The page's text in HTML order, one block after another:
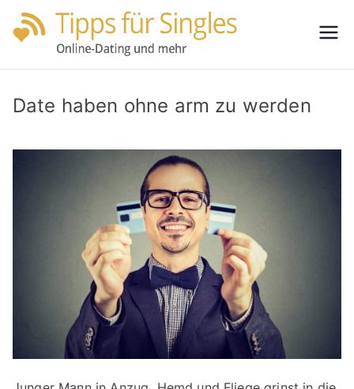
Zum
Inhalt
für
s
Date haben ohne arm zu werden